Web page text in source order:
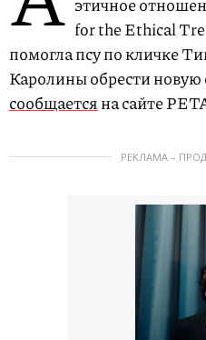
этичное
for the Ethical
помогла псу по кличке
Каролины обрести
сообщаетсяна сайте
РЕКЛАМА –